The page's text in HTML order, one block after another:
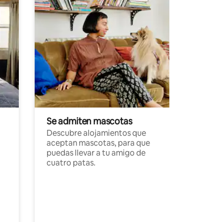
Se admiten mascotas
Descubre alojamientos que
aceptan mascotas, para que
puedas llevar a tu amigo de
cuatro patas.